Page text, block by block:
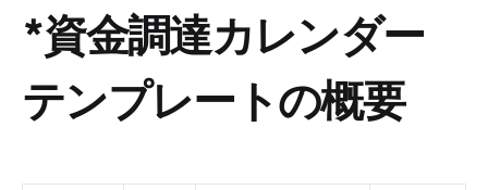
*資金調達カレンダー
テンプレートの概要